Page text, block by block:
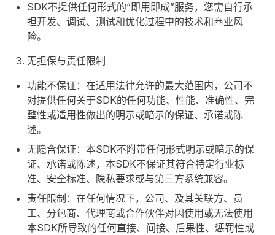
SDK不提供任何形式的“即用即成”服务，您需自行承
担开发、调试、测试和优化过程中的技术和商业风
险。
无担保与责任限制
功能不保证：在适用法律允许的最大范围内，公司不
对提供任何关于SDK的任何功能、性能、准确性、完
整性或适用性做出的明示或暗示的保证、承诺或陈
述。
无隐含保证：本SDK不附带任何形式明示或暗示的保
证、承诺或陈述，本SDK不保证其符合特定行业标
准、安全标准、隐私要求或与第三方系统兼容。
责任限制：在任何情况下，公司、及其关联方、员
工、分包商、代理商或合作伙伴对因使用或无法使用
本SDK所导致的任何直接、间接、后果性、惩罚性或